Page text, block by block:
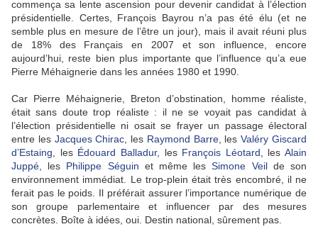
commença sa lente ascension pour devenir candidat à l’élection
présidentielle. Certes, François Bayrou n’a pas été élu (et ne
semble plus en mesure de l’être un jour), mais il avait réuni plus
de 18% des Français en 2007 et son influence, encore
aujourd’hui, reste bien plus importante que l’influence qu’a eue
Pierre Méhaignerie dans les années 1980 et 1990.
Car Pierre Méhaignerie, Breton d’obstination, homme réaliste,
était sans doute trop réaliste : il ne se voyait pas candidat à
l’élection présidentielle ni osait se frayer un passage électoral
entre les Jacques Chirac , les Raymond Barre, lesValéry Giscard
d’Estaing , les Édouard Balladur, les François Léotard , les Alain
Juppé , les Philippe Séguin et même lesSimone Veilde son
environnement immédiat. Le trop-plein était très encombré, il ne
ferait pas le poids. Il préférait assurer l’importance numérique de
son groupe parlementaire et influencer par des mesures
concrètes. Boîte à idées, oui. Destin national, sûrement pas.